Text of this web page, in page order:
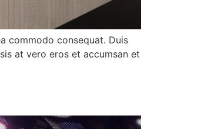
commodo consequat. Duis
at vero eros et accumsan et